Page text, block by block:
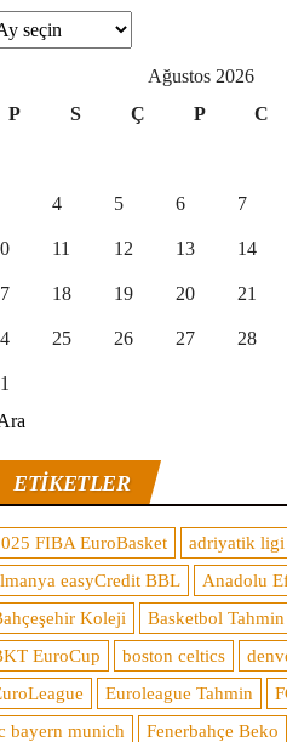
Ağustos 2026
P
S Ç P C
4 5 6 7
11 12 13 14
18 19 20 21
25 26 27 28
ETIKETLER
FIBA EuroBasket
adriyatik ligi
easyCredit BBL
Anadolu
Koleji
Basketbol Tahmin
EuroCup
boston celtics
Euroleague Tahmin
bayern munich
Fenerbahçe Beko